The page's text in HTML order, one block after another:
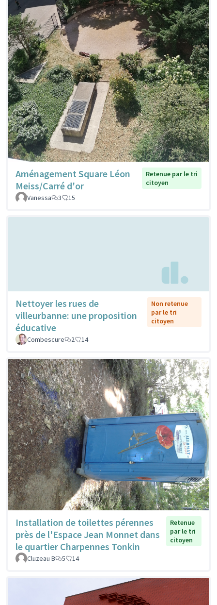
Aménagement Square Léon
Meiss/Carré d'or
Retenue par le tri
citoyen
Vanessa
3 15
Nettoyer les rues de
villeurbanne: une proposition
éducative
Non retenue
par le tri
citoyen
Combescure 2 14
Installation de toilettes pérennes
près de l'Espace Jean Monnet dans
le quartier Charpennes Tonkin
Retenue
par le tri
citoyen
Cluzeau B 5 14